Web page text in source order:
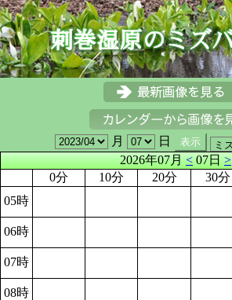
月
日
2026年07月<07日>
0分
10分 20分 30分
05時
06時
07時
08時